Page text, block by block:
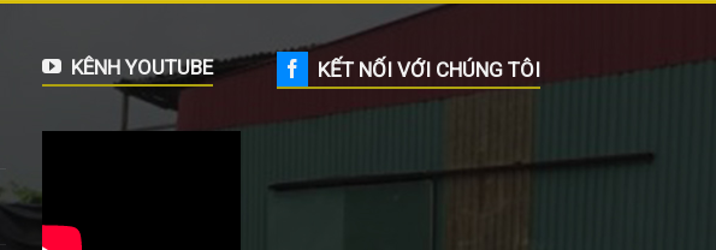
KÊNH YOUTUBE KẾT NỐI VỚI CHÚNG TÔI